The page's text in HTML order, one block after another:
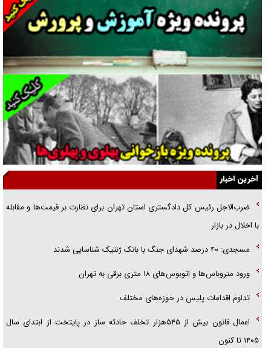
غریزه‌ی بقا و آقای باقی و رفقا
جراحی‌های زیبایی با مدرک فوق‌دیپلم! + گفت‌وگو با متهم
گفت‌وگو با همسر یکی از شهدای جنگ رمضان/ پیکر بی‌سر شهید را از
انگشت‌های پا شناسایی کردیم
نسلی که آنلاین الگو می‌گیرد
گفت‌وگو با آیت‌الله جاودان/ جفای مخالفان مکانت معنوی رهبر شهید را
ارتقا می‌داد
راننده مست به قانون می‌خندد
همه آقای دوربینی شده‌ایم!
آخرین اخبار
ضرب‌الاجل رئیس کل دادگستری استان تهران برای نظارت بر قیمت‌ها و مقابله
با اخلال در بازار
مسجدی: ۴۰ درصد شهدای جنگ با بانک ژنتیک شناسایی شدند
ورود متروباس‌ها و اتوبوس‌های ۱۸ متری برقی به تهران
تداوم اقدامات پلیس در حوزه‌های مختلف
اعمال قانون بیش از ۵۴۵هزار تخلف حادثه ساز در پایتخت از ابتدای سال
۱۴۰۵ تا کنون